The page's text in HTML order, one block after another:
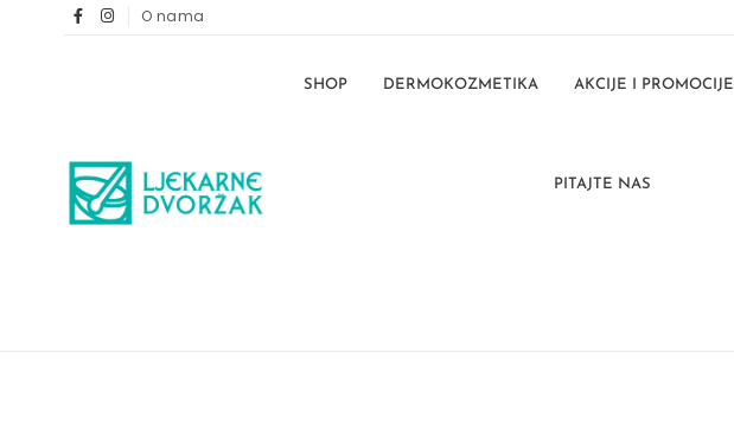
O nama
SHOP DERMOKOZMETIKA AKCIJE I PROMOCIJE
PITAJTE NAS